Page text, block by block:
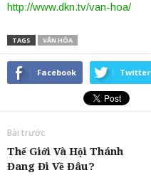
http://www.dkn.tv/van-hoa/
TAGS VĂN HÓA
Facebook Twitter
Bài trước
Thế Giới Và Hội Thánh
Đang Đi Về Đâu?